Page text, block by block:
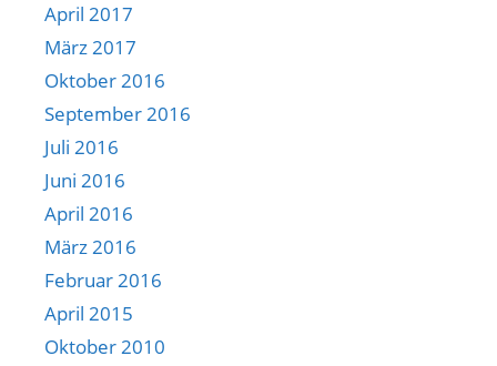
April 2017
März 2017
Oktober 2016
September 2016
Juli 2016
Juni 2016
April 2016
März 2016
Februar 2016
April 2015
Oktober 2010